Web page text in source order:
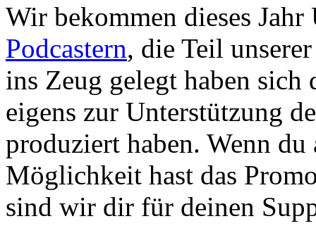
Wir bekommen dieses
Podcastern, die Teil
ins Zeug gelegt haben sich
eigens zur Unterstützung
produziert haben. Wenn
Möglichkeit hast das
sind wir dir für deinen